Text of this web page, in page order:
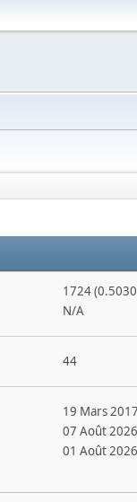
1724
N/A
44
19 Mars
07 Août
01 Août